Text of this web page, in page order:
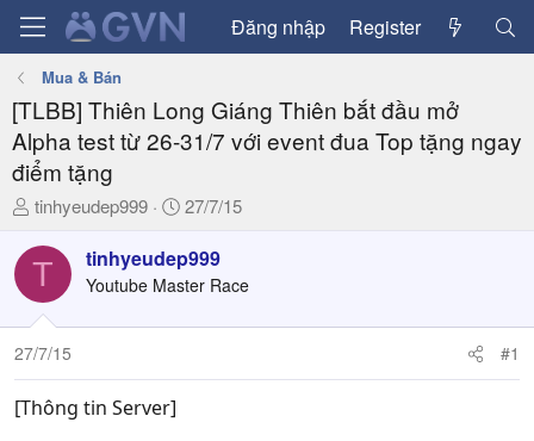
Đăng nhập Register
Mua & Bán
[TLBB] Thiên Long Giáng Thiên bắt đầu mở
Alpha test từ 26-31/7 với event đua Top tặng ngay
điểm tặng
T
r
a
d
s
t
a
tinhyeudep999
N
à
y
ử
27/7/15
T tinhyeudep999
Youtube Master Race
27/7/15 #1
[Thông tin Server]